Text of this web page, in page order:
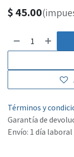
$ 45.00
Términos y
Garantía de
Envío: 1 día laboral